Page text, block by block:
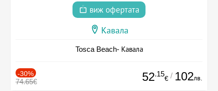
виж офертата
Кавала
Tosca Beach- Кавала
-30%
74.65€ 52.15
€ / 102лв.